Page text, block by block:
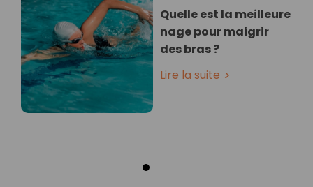
Quelle est la meilleure
nage pour maigrir
des bras ?
Lire la suite